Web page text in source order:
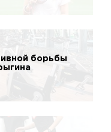
борьбы